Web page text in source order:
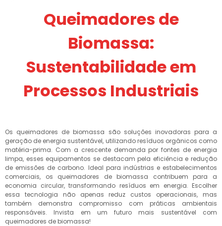
Queimadores de
Biomassa:
Sustentabilidade em
Processos Industriais
Os queimadores de biomassa são soluções inovadoras para a
geração de energia sustentável, utilizando resíduos orgânicos como
matéria-prima. Com a crescente demanda por fontes de energia
limpa, esses equipamentos se destacam pela eficiência e redução
de emissões de carbono. Ideal para indústrias e estabelecimentos
comerciais, os queimadores de biomassa contribuem para a
economia circular, transformando resíduos em energia. Escolher
essa tecnologia não apenas reduz custos operacionais, mas
também demonstra compromisso com práticas ambientais
responsáveis. Invista em um futuro mais sustentável com
queimadores de biomassa!